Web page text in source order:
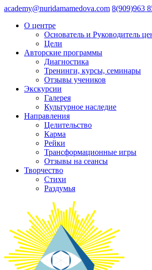
academy@nuridamamedova.com 8(909)963
О центре
Основатель и Руководитель
Цели
Авторские программы
Диагностика
Тренинги, курсы, семинары
Отзывы учеников
Экскурсии
Галерея
Культурное наследие
Направления
Целительство
Карма
Рейки
Трансформационные игры
Отзывы на сеансы
Творчество
Стихи
Раздумья